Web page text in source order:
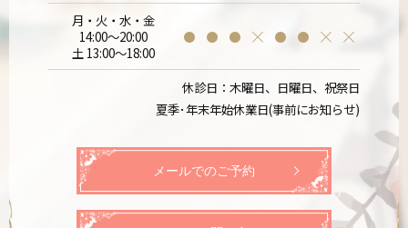
月・火・水・金
14:00～20:00
土 13:00～18:00
休診日：木曜日、日曜日、祝祭日
夏季･年末年始休業日(事前にお知らせ)
メールでのご予約